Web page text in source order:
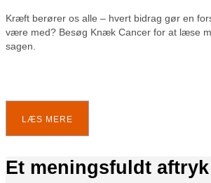
Kræft berører os alle – hvert bidrag gør en
være med? Besøg Knæk Cancer for at læse
sagen.
LÆS MERE
Et meningsfuldt aftryk